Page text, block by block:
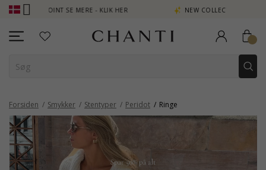
POINT SE MERE - KLIK HER NEW COLLECTION | AURA
Forsiden Smykker Stentyper Peridot Ringe